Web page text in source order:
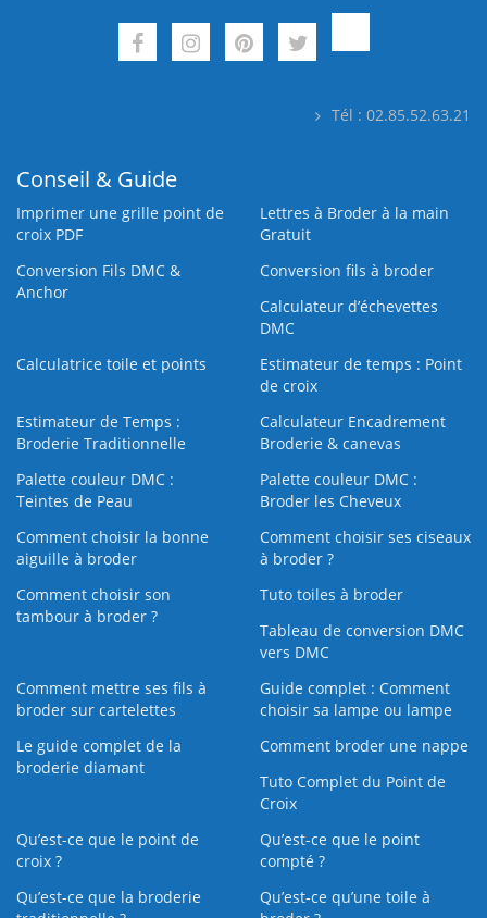
Tél : 02.85.52.63.21
Conseil & Guide
Imprimer une grille point de
croix PDF
Lettres à Broder à la main
Gratuit
Conversion Fils DMC &
Anchor
Conversion fils à broder
Calculateur d’échevettes
DMC
Calculatrice toile et points
Estimateur de temps : Point
de croix
Estimateur de Temps :
Broderie Traditionnelle
Calculateur Encadrement
Broderie & canevas
Palette couleur DMC :
Teintes de Peau
Palette couleur DMC :
Broder les Cheveux
Comment choisir la bonne
aiguille à broder
Comment choisir ses ciseaux
à broder ?
Comment choisir son
tambour à broder ?
Tuto toiles à broder
Tableau de conversion DMC
vers DMC
Comment mettre ses fils à
broder sur cartelettes
Guide complet : Comment
choisir sa lampe ou lampe
Le guide complet de la
broderie diamant
Comment broder une nappe
Tuto Complet du Point de
Croix
Qu’est-ce que le point de
croix ?
Qu’est-ce que le point
compté ?
Qu’est-ce que la broderie
Qu’est‑ce qu’une toile à